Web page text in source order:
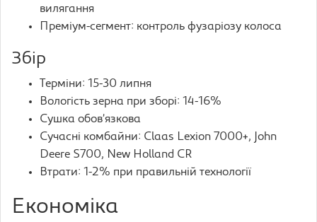
вилягання
Преміум-сегмент: контроль фузаріозу колоса
Збір
Терміни: 15-30 липня
Вологість зерна при зборі: 14-16%
Сушка обов’язкова
Сучасні комбайни: Claas Lexion 7000+, John
Deere S700, New Holland CR
Втрати: 1-2% при правильній технології
Економіка